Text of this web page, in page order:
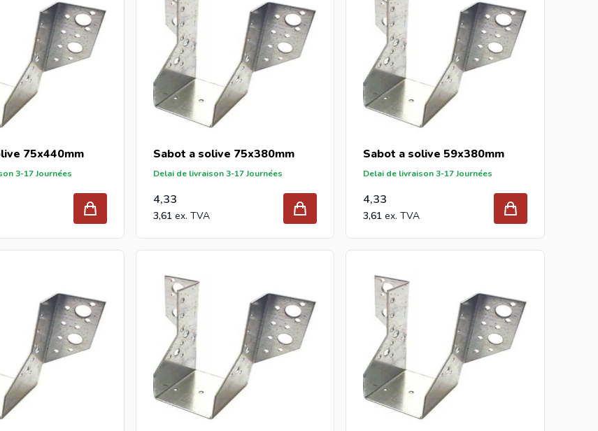
75x440mm
3-17 Journées
Sabot a solive 75x380mm
Delai de livraison 3-17 Journées
4,33
3,61
Sabot a solive 59x380mm
Delai de livraison 3-17 Journées
4,33
3,61